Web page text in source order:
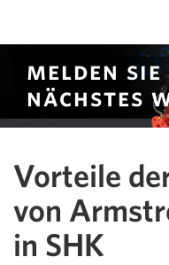
melden
nächstes
Vorteile
von
in SHK